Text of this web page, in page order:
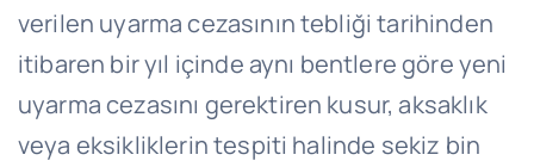
verilen uyarma cezasının tebliği tarihinden
itibaren bir yıl içinde aynı bentlere göre yeni
uyarma cezasını gerektiren kusur, aksaklık
veya eksikliklerin tespiti halinde sekiz bin